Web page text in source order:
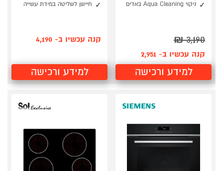
ניקוי Aqua Cleaning באדים
3,190
₪
קנה עכשיו ב- 2,951
למידע ורכישה
חיישן לשליטה במידת עשייה
קנה עכשיו ב- 4,190
למידע ורכישה